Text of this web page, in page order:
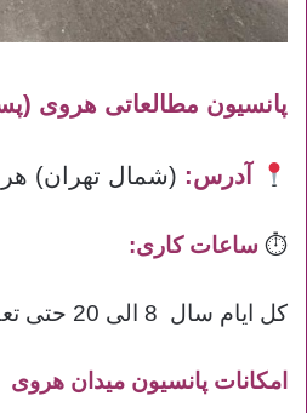
پانسیون مطالعاتی هروی
آدرس: (شمال تهران)
⏱ ساعات کاری:
کل ایام سال 8 الی 20 حتی تعطیلات
امکانات پانسیون میدان